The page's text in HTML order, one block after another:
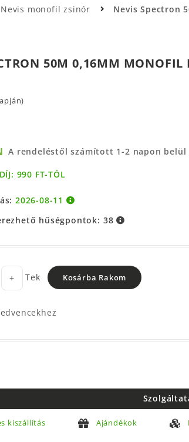
Nevis monofil zsinór Nevis Spectron
50M 0,16MM MONOFIL
A rendeléstől számított 1-2 napon belül
990 FT-TÓL
2026-08-11
hűségpontok: 38
+ Tek Kosárba Rakom
kiszállítás Ajándékok